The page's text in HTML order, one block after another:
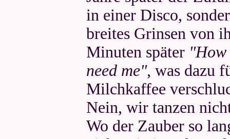
in einer Disco,
breites Grinsen von
Minuten später "How
need me", was dazu
Milchkaffee
Nein, wir tanzen
Wo der Zauber so